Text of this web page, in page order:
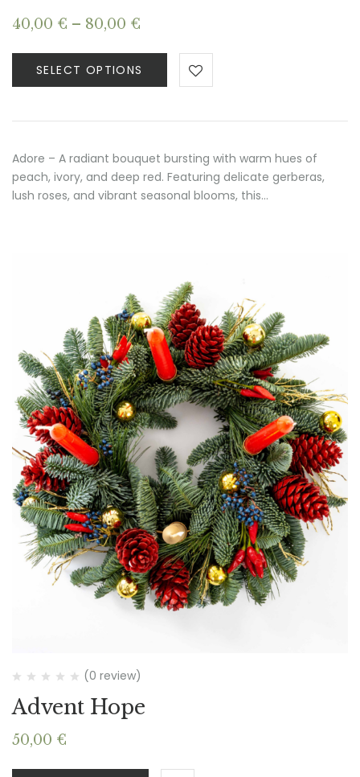
40,00 € – 80,00 €
40,00 €
through
SELECT OPTIONS
Adore – A radiant bouquet bursting with warm hues of
peach, ivory, and deep red. Featuring delicate gerberas,
lush roses, and vibrant seasonal blooms, this…
(0 review)
Advent Hope
50,00 €